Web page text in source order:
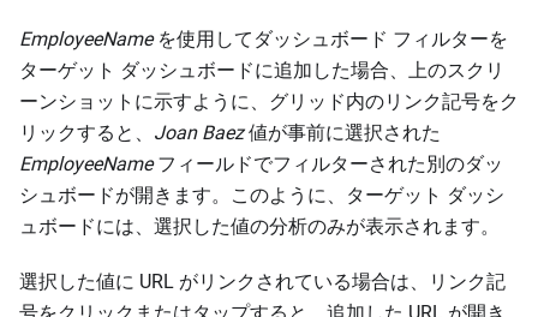
EmployeeNameを使用してダッシュボード フィルターを
ターゲット ダッシュボードに追加した場合、上のスクリ
ーンショットに示すように、グリッド内のリンク記号をク
リックすると、 Joan Baez値が事前に選択された
EmployeeNameフィールドでフィルターされた別のダッ
シュボードが開きます。このように、ターゲット ダッシ
ュボードには、選択した値の分析のみが表示されます。
選択した値に URL がリンクされている場合は、リンク記
号をクリックまたはタップすると、追加した URL が開き